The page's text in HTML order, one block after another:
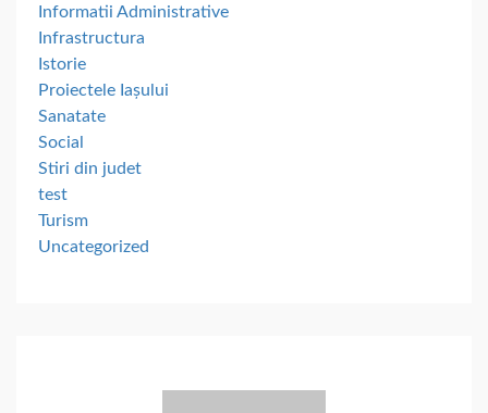
Informatii Administrative
Infrastructura
Istorie
Proiectele Iașului
Sanatate
Social
Stiri din judet
test
Turism
Uncategorized